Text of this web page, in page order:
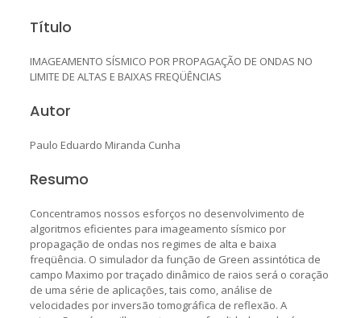
Título
IMAGEAMENTO SÍSMICO POR PROPAGAÇÃO DE ONDAS NO
LIMITE DE ALTAS E BAIXAS FREQÜÊNCIAS
Autor
Paulo Eduardo Miranda Cunha
Resumo
Concentramos nossos esforços no desenvolvimento de
algoritmos eficientes para imageamento sísmico por
propagação de ondas nos regimes de alta e baixa
freqüência. O simulador da função de Green assintótica de
campo Maximo por traçado dinâmico de raios será o coração
de uma série de aplicações, tais como, análise de
velocidades por inversão tomográfica de reflexão. A